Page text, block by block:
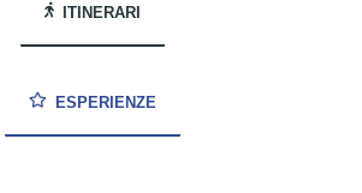
ITINERARI
ESPERIENZE